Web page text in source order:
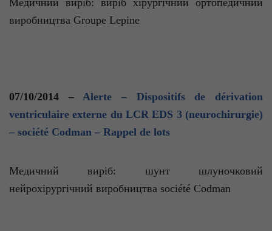
Медичний виріб: виріб хірургічний ортопедичний
виробництва Groupe Lepine
07/10/2014 –Alerte – Dispositifs de dérivation
ventriculaire externe du LCR EDS 3 (neurochirurgie)
– société Codman – Rappel de lots
Медичний виріб: шунт шлуночковий
нейрохірургічний виробництва société Codman